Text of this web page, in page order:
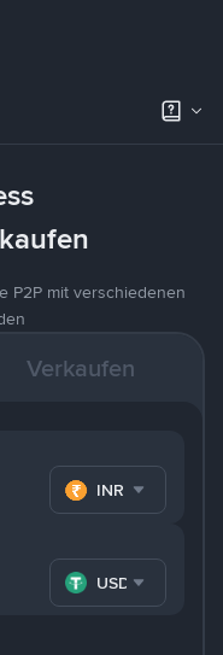
P2P mit verschiedenen
Verkaufen
INR
USDT